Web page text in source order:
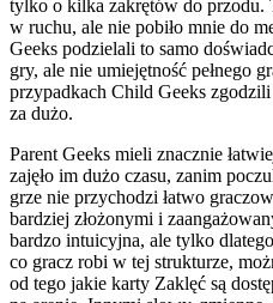
tylko o kilka zakrętów do przodu.
w ruchu, ale nie pobiło mnie do
Geeks podzielali to samo
gry, ale nie umiejętność pełnego
przypadkach Child Geeks
za dużo.
Parent Geeks mieli znacznie
zajęło im dużo czasu, zanim
grze nie przychodzi łatwo
bardziej złożonymi i
bardzo intuicyjna, ale tylko
co gracz robi w tej strukturze,
od tego jakie karty Zaklęć są